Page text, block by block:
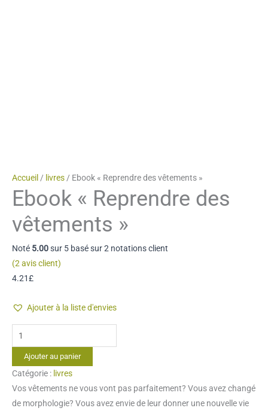
Accueil / livres / Ebook « Reprendre des vêtements »
Ebook « Reprendre des
vêtements »
Noté 5.00sur 5 basé sur2 notations client
(2 avis client)
4.21£
Ajouter à la liste d'envies
quantité
de
Ebook
"Reprendre
des
vêtements"
Ajouter au panier
Catégorie : livres
Vos vêtements ne vous vont pas parfaitement? Vous avez changé
de morphologie? Vous avez envie de leur donner une nouvelle vie